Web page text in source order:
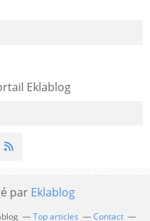
Eklablog
par Eklablog
Top articles Contact